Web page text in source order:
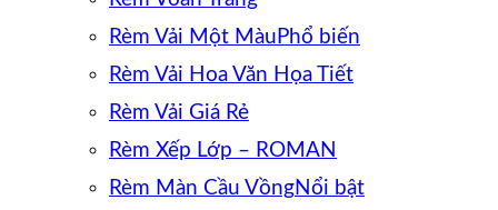
Rèm Vải Một Màu
Rèm Vải Hoa Văn Họa Tiết
Rèm Vải Giá Rẻ
Rèm Xếp Lớp – ROMAN
Rèm Màn Cầu Vồng